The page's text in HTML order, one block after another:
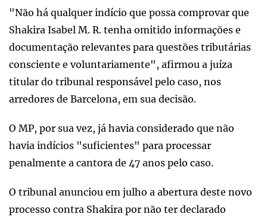
"Não há qualquer indício que possa comprovar que
Shakira Isabel M. R. tenha omitido informações e
documentação relevantes para questões tributárias
consciente e voluntariamente", afirmou a juíza
titular do tribunal responsável pelo caso, nos
arredores de Barcelona, em sua decisão.
O MP, por sua vez, já havia considerado que não
havia indícios "suficientes" para processar
penalmente a cantora de 47 anos pelo caso.
O tribunal anunciou em julho a abertura deste novo
processo contra Shakira por não ter declarado